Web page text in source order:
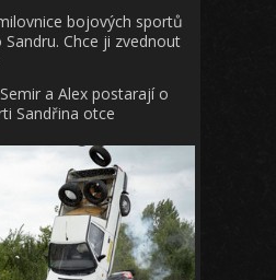
bojových sportů
Chce ji zvednout
a Alex postarají o
Sandřina otce